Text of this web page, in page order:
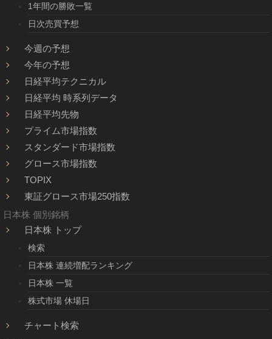
1年間の勝敗一覧
日次売買予想
今週の予想
今年の予想
日経平均テクニカル
日経平均 時系列データ
日経平均先物
プライム市場指数
スタンダード市場指数
グロース市場指数
TOPIX
東証グロース市場250指数
日本株 個別銘柄
日本株 トップ
検索
日本株 連続増配ランキング
日本株 一覧
株式市場 休場日
チャート検索